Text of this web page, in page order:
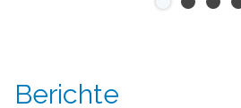
Berichte